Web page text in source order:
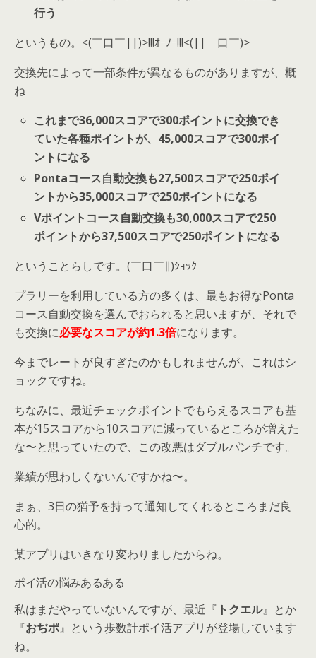
行う
というもの。 <(￣口￣||)>!!!ｵｰﾉｰ!!!<(|| ￣口￣)>
交換先によって一部条件が異なるものがありますが、概
ね
これまで36,000スコアで300ポイントに交換でき
ていた各種ポイントが、45,000スコアで300ポイ
ントになる
Pontaコース自動交換も27,500スコアで250ポイ
ントから35,000スコアで250ポイントになる
Vポイントコース自動交換も30,000スコアで250
ポイントから37,500スコアで250ポイントになる
ということらしです。 (￣口￣∥)ｼｮｯｸ
プラリーを利用している方の多くは、最もお得なPonta
コース自動交換を選んでおられると思いますが、それで
も交換に必要なスコアが約1.3倍になります。
今までレートが良すぎたのかもしれませんが、これはシ
ョックですね。
ちなみに、最近チェックポイントでもらえるスコアも基
本が15スコアから10スコアに減っているところが増えた
な〜と思っていたので、この改悪はダブルパンチです。
業績が思わしくないんですかね〜。
まぁ、3日の猶予を持って通知してくれるところまだ良
心的。
某アプリはいきなり変わりましたからね。
ポイ活の悩みあるある
私はまだやっていないんですが、最近『 トクエル』とか
『おぢポ』という歩数計ポイ活アプリが登場しています
ね。